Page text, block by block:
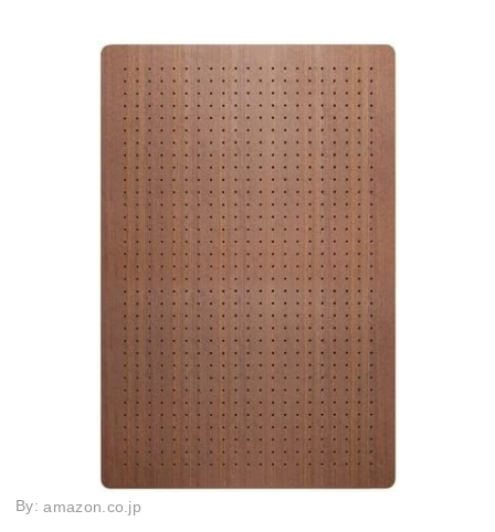
By:amazon.co.jp